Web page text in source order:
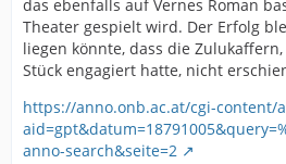
das ebenfalls auf Vernes Roman
Theater gespielt wird. Der Erfolg
liegen könnte, dass die
Stück engagiert hatte, nicht
https://anno.onb.ac.at/cgi-content/
anno-search&seite=2